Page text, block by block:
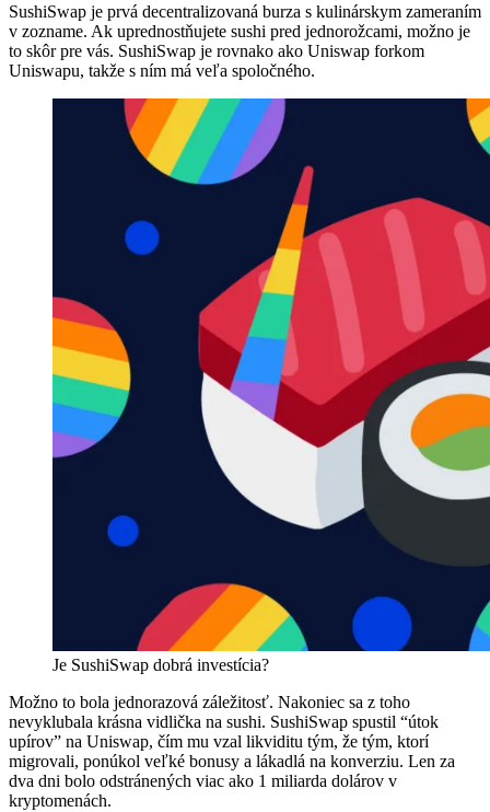
SushiSwap je prvá decentralizovaná burza s kulinárskym zameraním
v zozname. Ak uprednostňujete sushi pred jednorožcami, možno je
to skôr pre vás. SushiSwap je rovnako ako Uniswap forkom
Uniswapu, takže s ním má veľa spoločného.
Je SushiSwap dobrá investícia?
Možno to bola jednorazová záležitosť. Nakoniec sa z toho
nevyklubala krásna vidlička na sushi. SushiSwap spustil “útok
upírov” na Uniswap, čím mu vzal likviditu tým, že tým, ktorí
migrovali, ponúkol veľké bonusy a lákadlá na konverziu. Len za
dva dni bolo odstránených viac ako 1 miliarda dolárov v
kryptomenách.